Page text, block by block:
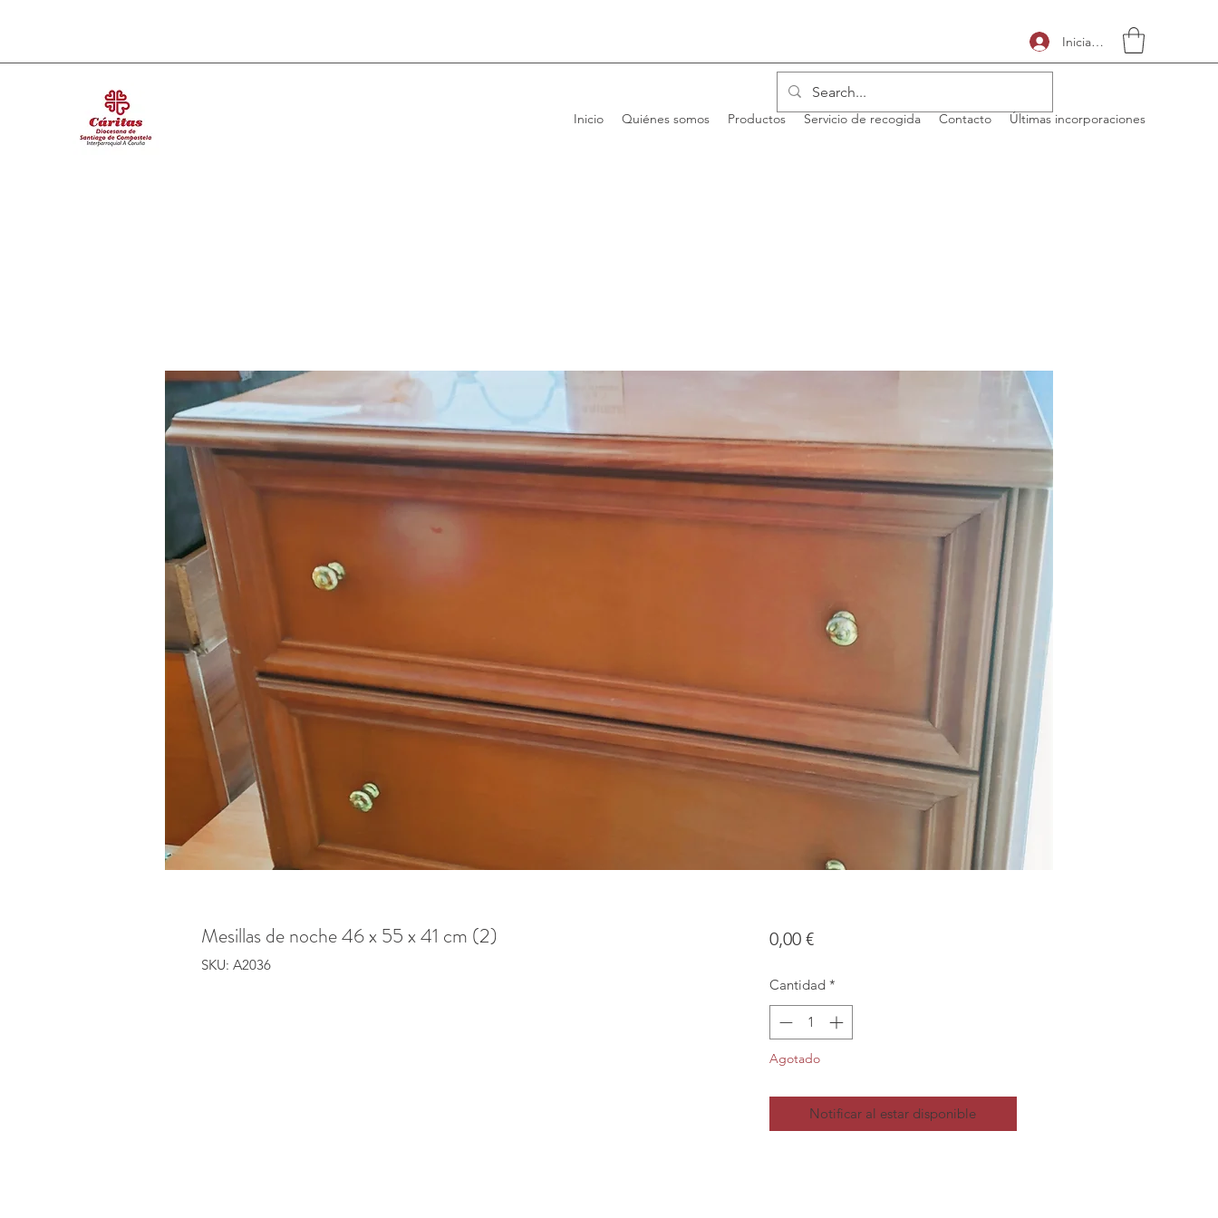
Iniciar sesión
Inicio Quiénes somos Productos Servicio de recogida Contacto Últimas incorporaciones
Mesillas de noche 46 x 55 x 41 cm (2)
SKU: A2036
0,00 €Precio
Cantidad *
Agotado
Notificar al estar disponible